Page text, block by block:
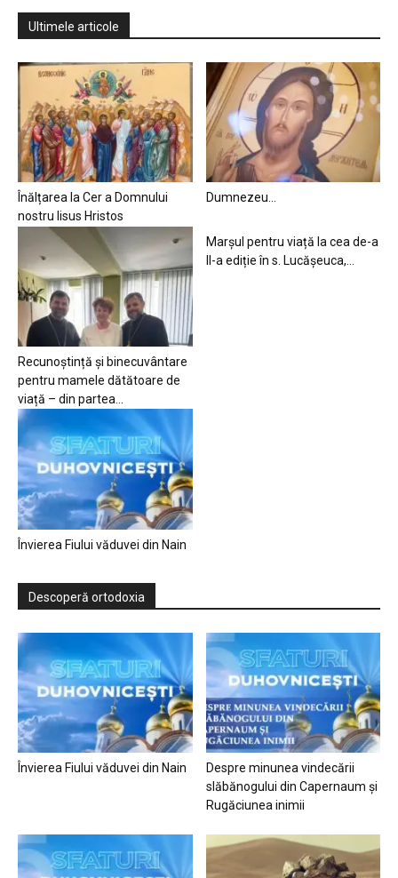
Ultimele articole
Înălțarea la Cer a Domnului
nostru Iisus Hristos
Dumnezeu…
Recunoștință și binecuvântare
pentru mamele dătătoare de
viață – din partea...
Marșul pentru viață la cea de-a
II-a ediție în s. Lucășeuca,...
Învierea Fiului văduvei din Nain
Descoperă ortodoxia
Învierea Fiului văduvei din Nain
Despre minunea vindecării
slăbănogului din Capernaum și
Rugăciunea inimii